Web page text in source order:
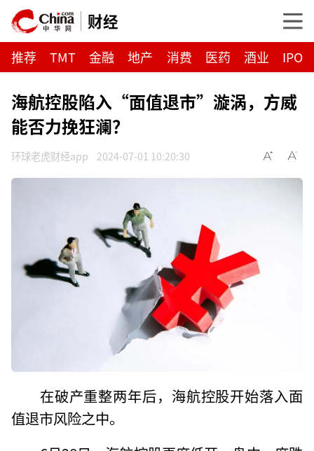
财经
推荐 TMT 金融 地产 消费 医药 酒业 IPO
海航控股陷入“面值退市”漩涡，方威
能否力挽狂澜？
环球老虎财经app 2024-07-01 10:20:30
在破产重整两年后，海航控股开始落入面
值退市风险之中。